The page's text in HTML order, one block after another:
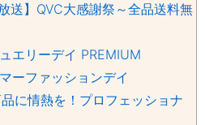
送】QVC大感謝祭～全品送料無
エリーデイ PREMIUM
ーファッションデイ
に情熱を！プロフェッショナ